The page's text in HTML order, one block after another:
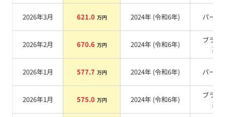
2026年3月 621.0 万円 2024年 (令和6年) パール
2026年2月 670.6 万円 2024年 (令和6年)
ブラッ
系
2026年1月 577.7 万円 2024年 (令和6年) パール
2026年1月 575.0 万円 2024年 (令和6年)
ブラッ
系